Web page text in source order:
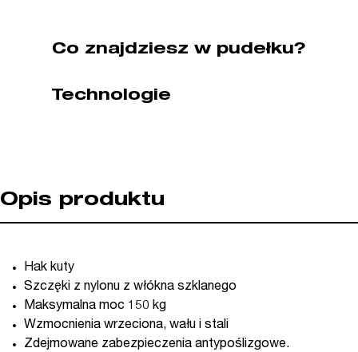
Co znajdziesz w pudełku?
Technologie
Opis produktu
Hak kuty
Szczęki z nylonu z włókna szklanego
Maksymalna moc 150 kg
Wzmocnienia wrzeciona, wału i stali
Zdejmowane zabezpieczenia antypoślizgowe.